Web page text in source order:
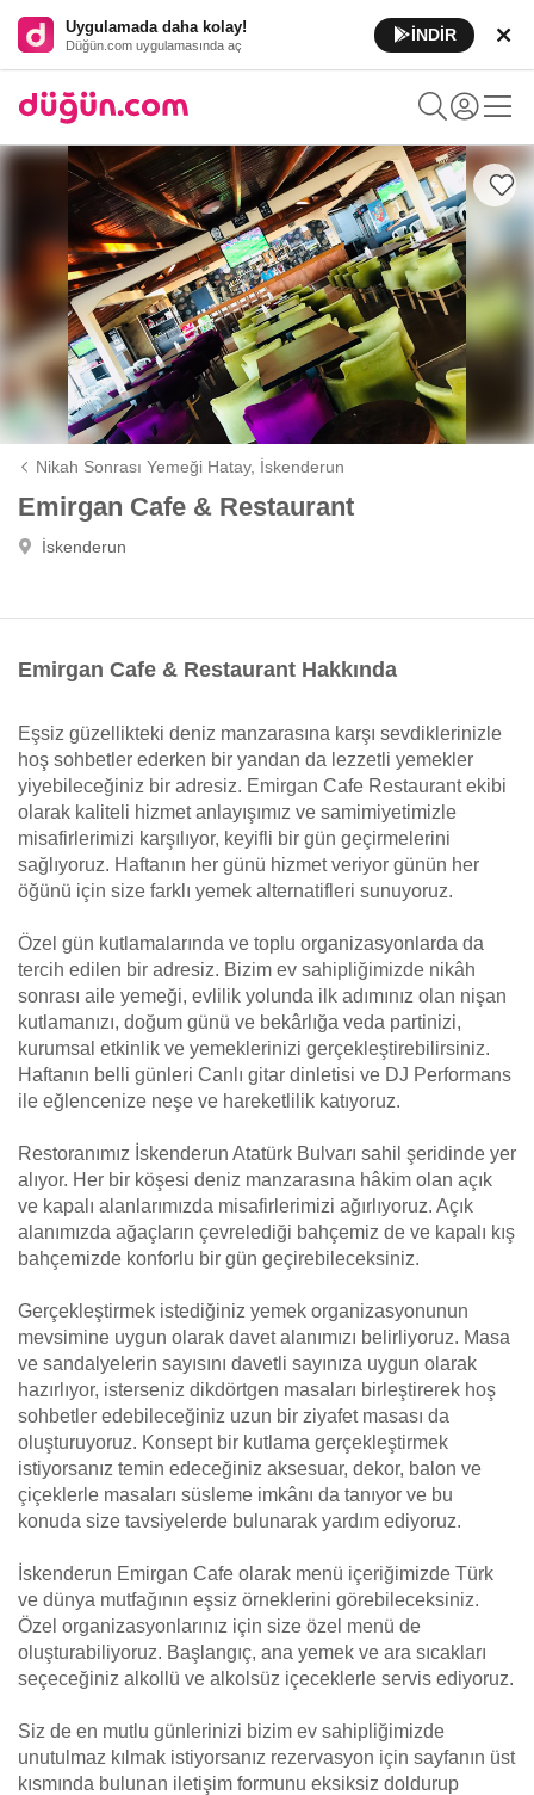
Uygulamada daha kolay!
Düğün.com uygulamasında aç
İNDİR
Nikah Sonrası Yemeği Hatay, İskenderun
Emirgan Cafe & Restaurant
İskenderun
Emirgan Cafe & Restaurant Hakkında
Eşsiz güzellikteki deniz manzarasına karşı sevdiklerinizle
hoş sohbetler ederken bir yandan da lezzetli yemekler
yiyebileceğiniz bir adresiz. Emirgan Cafe Restaurant ekibi
olarak kaliteli hizmet anlayışımız ve samimiyetimizle
misafirlerimizi karşılıyor, keyifli bir gün geçirmelerini
sağlıyoruz. Haftanın her günü hizmet veriyor günün her
öğünü için size farklı yemek alternatifleri sunuyoruz.
Özel gün kutlamalarında ve toplu organizasyonlarda da
tercih edilen bir adresiz. Bizim ev sahipliğimizde nikâh
sonrası aile yemeği, evlilik yolunda ilk adımınız olan nişan
kutlamanızı, doğum günü ve bekârlığa veda partinizi,
kurumsal etkinlik ve yemeklerinizi gerçekleştirebilirsiniz.
Haftanın belli günleri Canlı gitar dinletisi ve DJ Performans
ile eğlencenize neşe ve hareketlilik katıyoruz.
Restoranımız İskenderun Atatürk Bulvarı sahil şeridinde yer
alıyor. Her bir köşesi deniz manzarasına hâkim olan açık
ve kapalı alanlarımızda misafirlerimizi ağırlıyoruz. Açık
alanımızda ağaçların çevrelediği bahçemiz de ve kapalı kış
bahçemizde konforlu bir gün geçirebileceksiniz.
Gerçekleştirmek istediğiniz yemek organizasyonunun
mevsimine uygun olarak davet alanımızı belirliyoruz. Masa
ve sandalyelerin sayısını davetli sayınıza uygun olarak
hazırlıyor, isterseniz dikdörtgen masaları birleştirerek hoş
sohbetler edebileceğiniz uzun bir ziyafet masası da
oluşturuyoruz. Konsept bir kutlama gerçekleştirmek
istiyorsanız temin edeceğiniz aksesuar, dekor, balon ve
çiçeklerle masaları süsleme imkânı da tanıyor ve bu
konuda size tavsiyelerde bulunarak yardım ediyoruz.
İskenderun Emirgan Cafe olarak menü içeriğimizde Türk
ve dünya mutfağının eşsiz örneklerini görebileceksiniz.
Özel organizasyonlarınız için size özel menü de
oluşturabiliyoruz. Başlangıç, ana yemek ve ara sıcakları
seçeceğiniz alkollü ve alkolsüz içeceklerle servis ediyoruz.
Siz de en mutlu günlerinizi bizim ev sahipliğimizde
unutulmaz kılmak istiyorsanız rezervasyon için sayfanın üst
kısmında bulunan iletişim formunu eksiksiz doldurup